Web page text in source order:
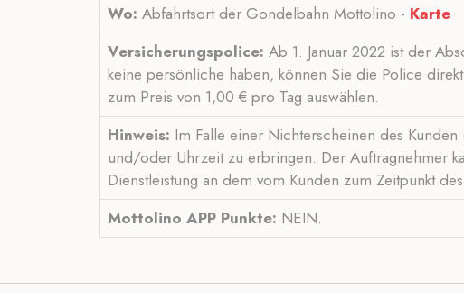
Wo: Abfahrtsort der Gondelbahn Mottolino - Karte
Versicherungspolice: Ab 1. Januar 2022 ist der
keine persönliche haben, können Sie die Police
zum Preis von 1,00 € pro Tag auswählen.
Hinweis: Im Falle einer Nichterscheinen des
und/oder Uhrzeit zu erbringen. Der Auftragnehmer
Dienstleistung an dem vom Kunden zum Zeitpunkt
Mottolino APP Punkte: NEIN.